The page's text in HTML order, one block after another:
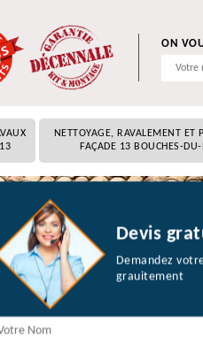
ON
NETTOYAGE, RAVALEMENT ET
FAÇADE 13 BOUCHES-
Devis
Demandez
grauitement